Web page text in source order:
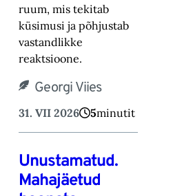
ruum, mis tekitab
küsimusi ja põhjustab
vastandlikke
reaktsioone.
Georgi Viies
31. VII 2026 5minutit
Unustamatud.
Mahajäetud